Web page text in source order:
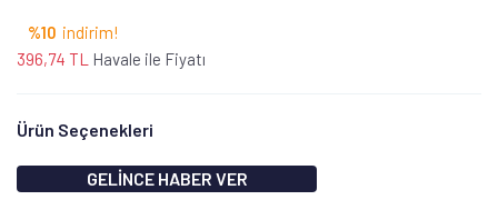
%10 indirim!
396,74 TL
Havale ile Fiyatı
Ürün Seçenekleri
GELİNCE HABER VER